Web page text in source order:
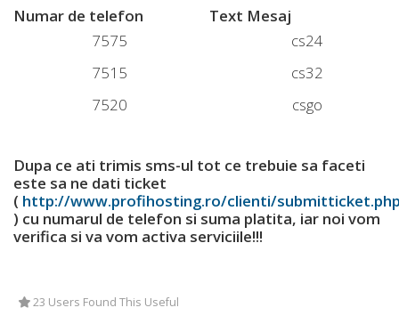
Numar de telefon
Text Mesaj
7575
cs24
7515
cs32
7520
csgo
Dupa ce ati trimis sms-ul tot ce trebuie sa faceti
este sa ne dati ticket
( http://www.profihosting.ro/clienti/
) cu numarul de telefon si suma platita, iar noi vom
verifica si va vom activa serviciile!!!
23 Users Found This Useful